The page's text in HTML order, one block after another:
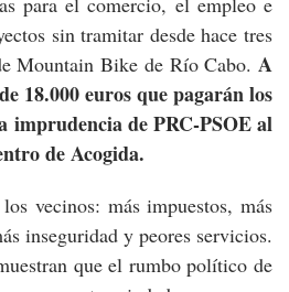
sin tramitar desde hace tres
Mountain Bike de Río Cabo. A
18.000 euros que pagarán los
imprudencia de PRC-PSOE al
de Acogida.
vecinos: más impuestos, más
inseguridad y peores servicios.
que el rumbo político de